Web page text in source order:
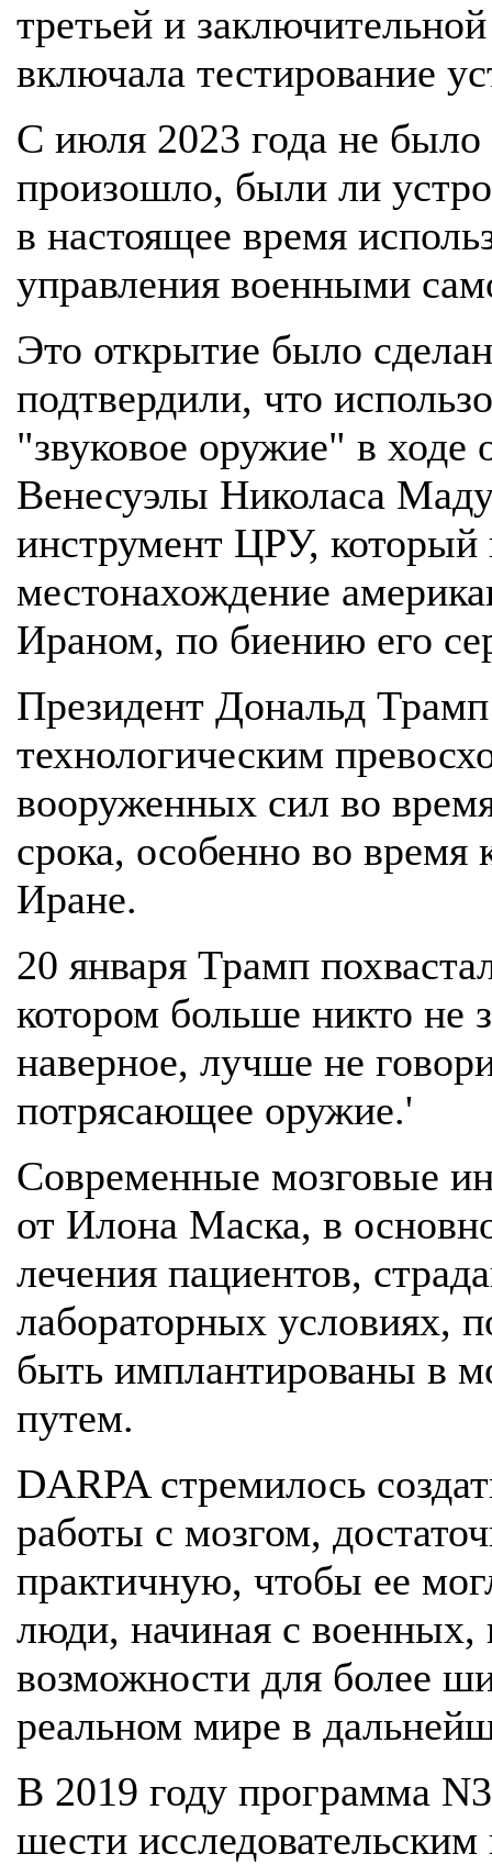
третьей и
включала тестирование
С июля 2023 года не
произошло, были ли
в настоящее время
управления военными
Это открытие было
подтвердили, что
"звуковое оружие" в ходе
Венесуэлы Николаса
инструмент ЦРУ, который
местонахождение
Ираном, по биению его
Президент Дональд Трамп
технологическим
вооруженных сил во
срока, особенно во время
Иране.
20 января Трамп
котором больше никто не
наверное, лучше не
потрясающее оружие.'
Современные мозговые
от Илона Маска, в
лечения пациентов,
лабораторных условиях,
быть имплантированы в
путем.
DARPA стремилось
работы с мозгом,
практичную, чтобы ее
люди, начиная с
возможности для более
реальном мире в
В 2019 году программа
шести